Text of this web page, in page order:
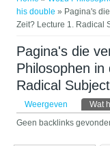
his double » Pagina's
Zeit? Lecture 1. Radical
Pagina's die
Philosophen
Radical
Primaire
Weergeven Wat
Geen backlinks